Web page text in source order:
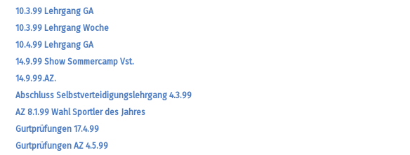
10.3.99 Lehrgang GA
10.3.99 Lehrgang Woche
10.4.99 Lehrgang GA
14.9.99 Show Sommercamp Vst.
14.9.99.AZ.
Abschluss Selbstverteidigungslehrgang 4.3.99
AZ 8.1.99 Wahl Sportler des Jahres
Gurtprüfungen 17.4.99
Gurtprüfungen AZ 4.5.99